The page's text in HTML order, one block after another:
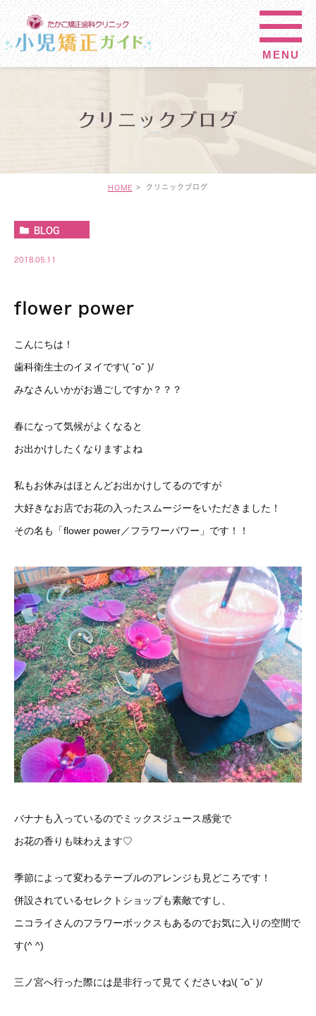
クリニックブログ
HOME クリニックブログ
BLOG
2018.05.11
flower power
こんにちは！
歯科衛生士のイヌイです\( ˆoˆ )/
みなさんいかがお過ごしですか？？？
春になって気候がよくなると
お出かけしたくなりますよね
私もお休みはほとんどお出かけしてるのですが
大好きなお店でお花の入ったスムージーをいただきました！
その名も「flower power／フラワーパワー」です！！
バナナも入っているのでミックスジュース感覚で
お花の香りも味わえます♡
季節によって変わるテーブルのアレンジも見どころです！
併設されているセレクトショップも素敵ですし、
ニコライさんのフラワーボックスもあるのでお気に入りの空間で
す(^ ^)
三ノ宮へ行った際には是非行って見てくださいね\( ˆoˆ )/